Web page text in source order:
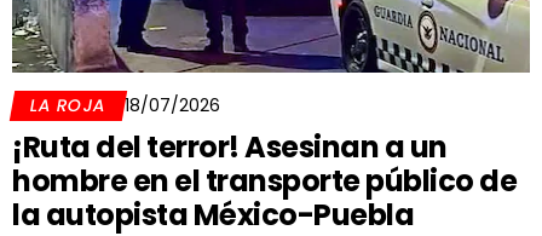
LA ROJA 18/07/2026
¡Ruta del terror! Asesinan a un
hombre en el transporte público de
la autopista México-Puebla